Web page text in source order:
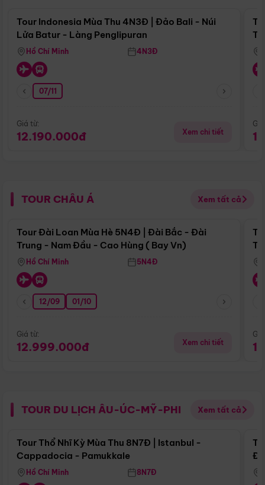
Tour Indonesia Mùa Thu 4N3Đ | Đảo Bali - Núi
Lửa Batur - Làng Penglipuran
Hồ Chí Minh 4N3Đ
07/11
Giá từ:
12.190.000đ Xem chi tiết
TOUR CHÂU Á Xem tất cả
Điểm nổi bật
Tour Đài Loan Mùa Hè 5N4Đ | Đài Bắc - Đài
Trung - Nam Đầu - Cao Hùng ( Bay Vn)
Hồ Chí Minh 5N4Đ
12/09 01/10
Giá từ:
12.999.000đ Xem chi tiết
TOUR DU LỊCH ÂU-ÚC-MỸ-PHI Xem tất cả
Điểm nổi bật
Tour Thổ Nhĩ Kỳ Mùa Thu 8N7Đ | Istanbul -
Cappadocia - Pamukkale
Hồ Chí Minh 8N7Đ